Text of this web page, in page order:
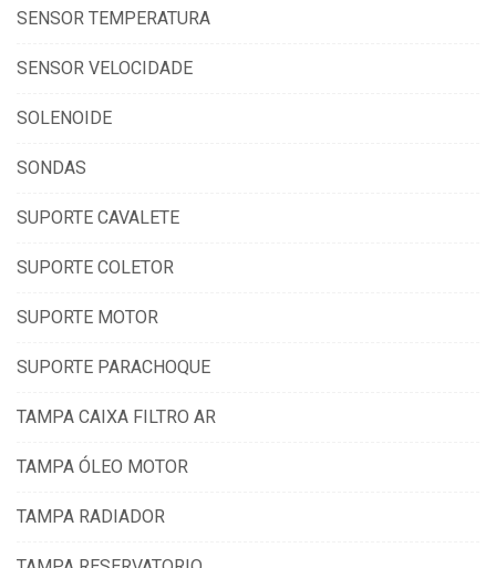
SENSOR TEMPERATURA
SENSOR VELOCIDADE
SOLENOIDE
SONDAS
SUPORTE CAVALETE
SUPORTE COLETOR
SUPORTE MOTOR
SUPORTE PARACHOQUE
TAMPA CAIXA FILTRO AR
TAMPA ÓLEO MOTOR
TAMPA RADIADOR